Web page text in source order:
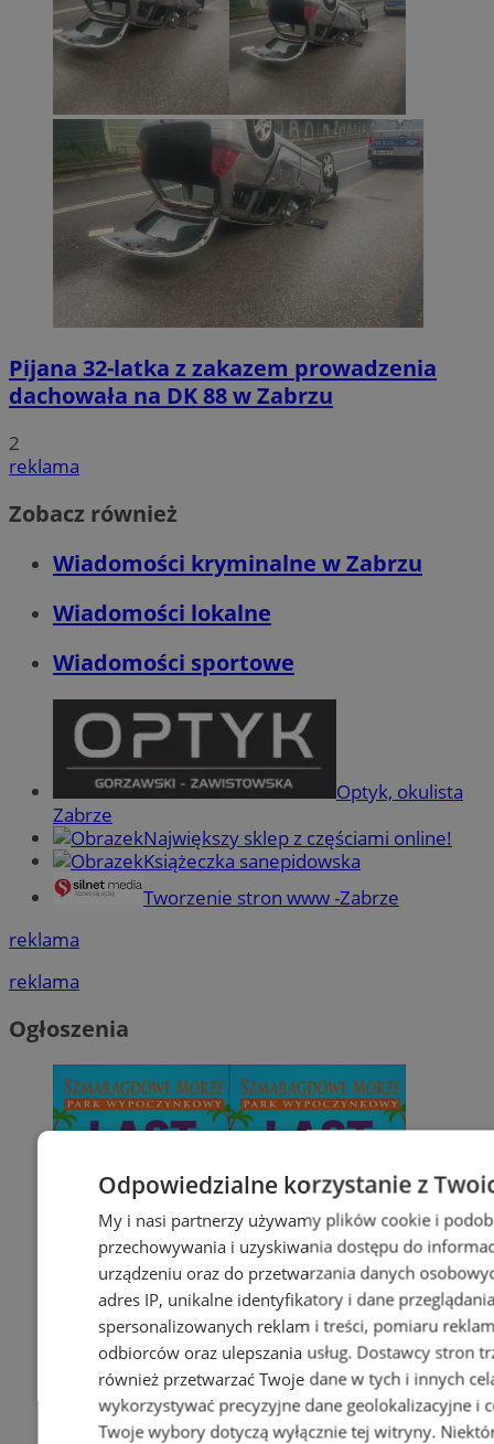
Pijana 32-latka z zakazem prowadzenia
dachowała na DK 88 w Zabrzu
2
reklama
Zobacz również
Wiadomości kryminalne w Zabrzu
Wiadomości lokalne
Wiadomości sportowe
Optyk, okulista
Zabrze
Największy sklep z częściami online!
Książeczka sanepidowska
Tworzenie stron www -Zabrze
reklama
reklama
Ogłoszenia
Odpowiedzialne korzystanie z
My i nasi partnerzy używamy plików cookie i
przechowywania i uzyskiwania dostępu do
urządzeniu oraz do przetwarzania danych
adres IP, unikalne identyfikatory i dane
spersonalizowanych reklam i treści, pomiaru
odbiorców oraz ulepszania usług. Dostawcy stron
również przetwarzać Twoje dane w tych i innych
wykorzystywać precyzyjne dane geolokalizacyjne i
Twoje wybory dotyczą wyłącznie tej witryny.